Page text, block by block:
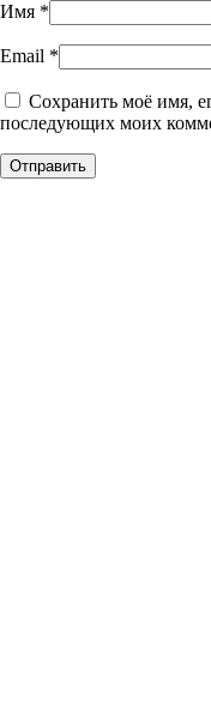
Имя *
Email *
Сохранить моё имя,
последующих моих